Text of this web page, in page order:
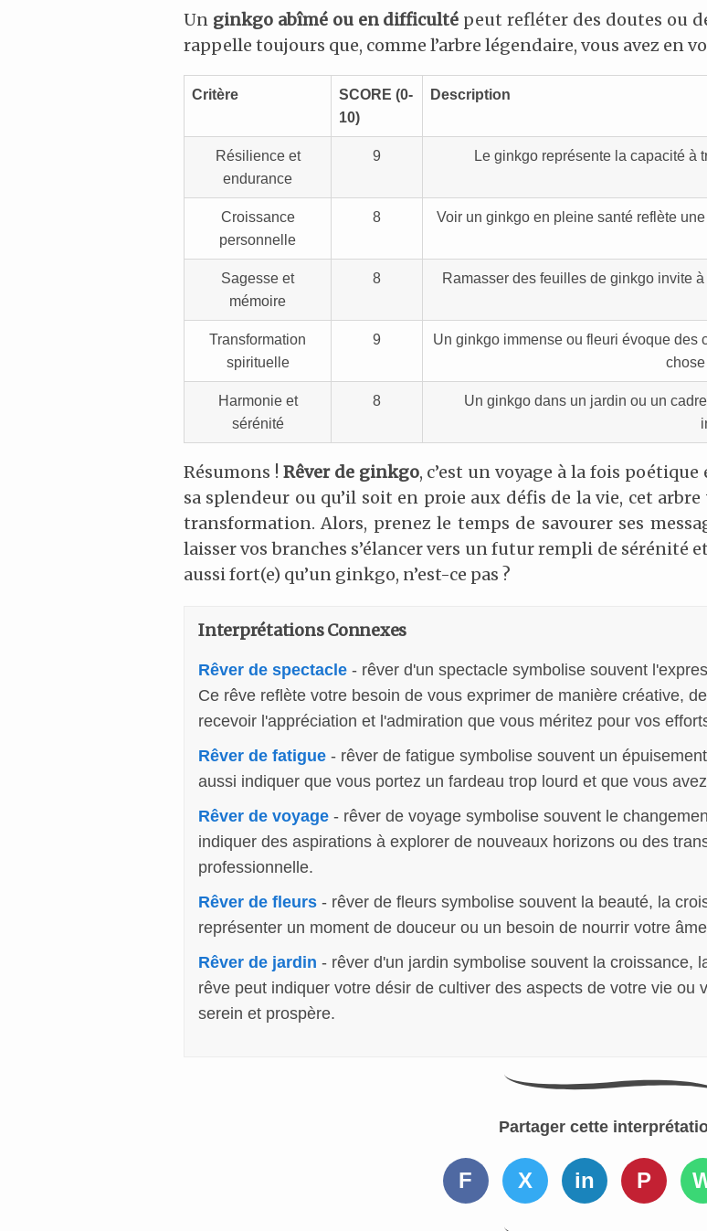
Un ginkgo abîmé ou en difficulté peut refléter des doutes ou
rappelle toujours que, comme l’arbre légendaire, vous avez en
Critère SCORE (0-
10)
Description
Résilience et
endurance
9 Le ginkgo représente la capacité à
Croissance
personnelle
8 Voir un ginkgo en pleine santé reflète
Sagesse et
mémoire
8
Ramasser des feuilles de ginkgo invite
Transformation
spirituelle
9
Un ginkgo immense ou fleuri évoque des
chose
Harmonie et
sérénité
8
Un ginkgo dans un jardin ou un
Résumons ! Rêver de ginkgo, c’est un voyage à la fois
sa splendeur ou qu’il soit en proie aux défis de la vie, cet
transformation. Alors, prenez le temps de savourer ses
laisser vos branches s’élancer vers un futur rempli de sérénité
aussi fort(e) qu’un ginkgo, n’est-ce pas ?
Interprétations Connexes
Rêver de spectacle - rêver d'un spectacle symbolise souvent
Ce rêve reflète votre besoin de vous exprimer de manière créative,
recevoir l'appréciation et l'admiration que vous méritez pour vos
Rêver de fatigue - rêver de fatigue symbolise souvent un
aussi indiquer que vous portez un fardeau trop lourd et que vous
Rêver de voyage - rêver de voyage symbolise souvent le
indiquer des aspirations à explorer de nouveaux horizons ou des
professionnelle.
Rêver de fleurs - rêver de fleurs symbolise souvent la beauté, la
représenter un moment de douceur ou un besoin de nourrir votre
Rêver de jardin - rêver d'un jardin symbolise souvent la croissance,
rêve peut indiquer votre désir de cultiver des aspects de votre vie ou
serein et prospère.
Partager cette
F X in P